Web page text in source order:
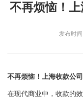
不再烦恼！
发布时
不再烦恼！上海收款公
在现代商业中，收款的